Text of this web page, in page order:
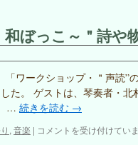
て
読
む
っ
て、
楽
し
い！
～
ぼっこ～＂詩や
「ワークショップ・＂声読
た。 ゲストは、琴奏者・
… 続きを読む →
, 音楽 | ワ
コメントを受け付けてい